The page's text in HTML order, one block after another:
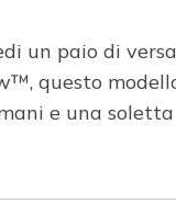
un paio di
questo
e una